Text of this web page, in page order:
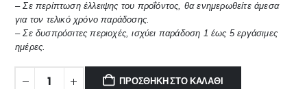
– Σε περίπτωση έλλειψης του προΐόντος, θα ενημερωθείτε άμεσα
για τον τελικό χρόνο παράδοσης.
– Σε δυσπρόσιτες περιοχές, ισχύει παράδοση 1 έως 5 εργάσιμες
ημέρες.
ΠΡΟΣΘΉΚΗ ΣΤΟ ΚΑΛΆΘΙ